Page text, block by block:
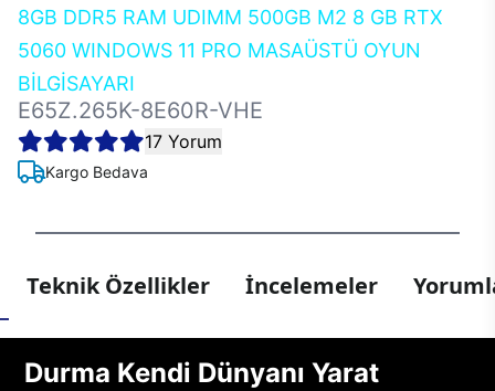
8GB DDR5 RAM UDIMM 500GB M2 8 GB RTX
5060 WINDOWS 11 PRO MASAÜSTÜ OYUN
BİLGİSAYARI
E65Z.265K-8E60R-VHE
17 Yorum
Kargo Bedava
Teknik Özellikler İncelemeler
Durma Kendi Dünyanı Yarat